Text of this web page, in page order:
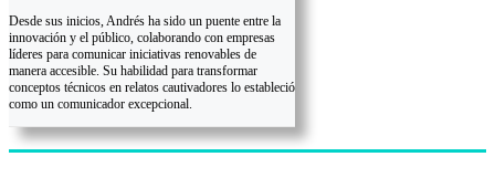
Desde sus inicios, Andrés ha sido un puente entre la
innovación y el público, colaborando con empresas
líderes para comunicar iniciativas renovables de
manera accesible. Su habilidad para transformar
conceptos técnicos en relatos cautivadores lo estableció
como un comunicador excepcional.